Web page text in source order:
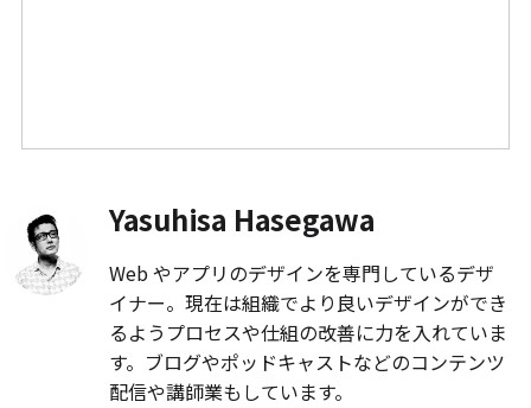
Yasuhisa Hasegawa
Web やアプリのデザインを専門しているデザ
イナー。現在は組織でより良いデザインができ
るようプロセスや仕組の改善に力を入れていま
す。ブログやポッドキャストなどのコンテンツ
配信や講師業もしています。